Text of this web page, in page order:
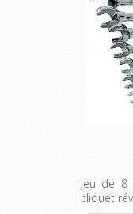
Jeu de 8
cliquet